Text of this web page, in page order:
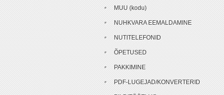
MUU (kodu)
NUHKVARA EEMALDAMINE
NUTITELEFONID
ÕPETUSED
PAKKIMINE
PDF-LUGEJAD/KONVERTERID